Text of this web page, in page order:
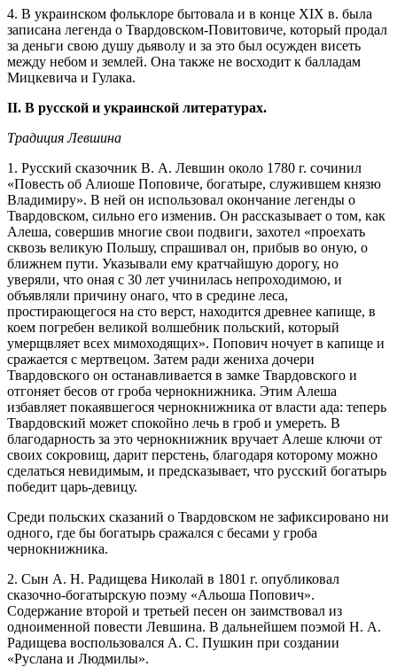
4. В украинском фольклоре бытовала и в конце XIX в. была
записана легенда о Твардовском-Повитовиче, который продал
за деньги свою душу дьяволу и за это был осужден висеть
между небом и землей. Она также не восходит к балладам
Мицкевича и Гулака.
II. В русской и украинской литературах.
Традиция Левшина
1. Русский сказочник В. А. Левшин около 1780 г. сочинил
«Повесть об Алиоше Поповиче, богатыре, служившем князю
Владимиру». В ней он использовал окончание легенды о
Твардовском, сильно его изменив. Он рассказывает о том, как
Алеша, совершив многие свои подвиги, захотел «проехать
сквозь великую Польшу, спрашивал он, прибыв во оную, о
ближнем пути. Указывали ему кратчайшую дорогу, но
уверяли, что оная с 30 лет учинилась непроходимою, и
объявляли причину онаго, что в средине леса,
простирающегося на сто верст, находится древнее капище, в
коем погребен великой волшебник польский, который
умерщвляет всех мимоходящих». Попович ночует в капище и
сражается с мертвецом. Затем ради жениха дочери
Твардовского он останавливается в замке Твардовского и
отгоняет бесов от гроба чернокнижника. Этим Алеша
избавляет покаявшегося чернокнижника от власти ада: теперь
Твардовский может спокойно лечь в гроб и умереть. В
благодарность за это чернокнижник вручает Алеше ключи от
своих сокровищ, дарит перстень, благодаря которому можно
сделаться невидимым, и предсказывает, что русский богатырь
победит царь-девицу.
Среди польских сказаний о Твардовском не зафиксировано ни
одного, где бы богатырь сражался с бесами у гроба
чернокнижника.
2. Сын А. Н. Радищева Николай в 1801 г. опубликовал
сказочно-богатырскую поэму «Альоша Попович».
Содержание второй и третьей песен он заимствовал из
одноименной повести Левшина. В дальнейшем поэмой Н. А.
Радищева воспользовался А. С. Пушкин при создании
«Руслана и Людмилы».